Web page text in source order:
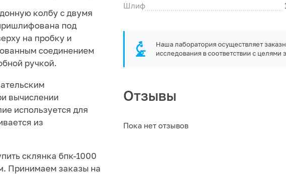
колбу с двумя
под
на пробку и
соединением
ручкой.
вычислении
используется для
из
склянка бпк-1000
Принимаем заказы на
Шлиф
Наша лаборатория осуществляет
исследования в соответствии с целями
Отзывы
Пока нет отзывов